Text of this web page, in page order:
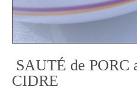
SAUTÉ de PORC
CIDRE